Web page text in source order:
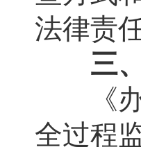
法律责
三、
《办
全过程